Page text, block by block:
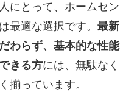
にとって、ホームセン
最適な選択です。 最新
わらず、基本的な性能
きる方には、無駄なく
揃っています。